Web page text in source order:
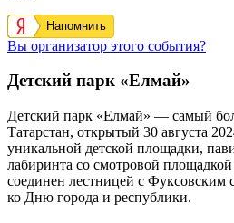
Напомнить
Вы организатор этого события?
Детский парк «Елмай»
Детский парк «Елмай» — самый
Татарстан, открытый 30 августа
уникальной детской площадки,
лабиринта со смотровой
соединен лестницей с Фуксовским
ко Дню города и республики.